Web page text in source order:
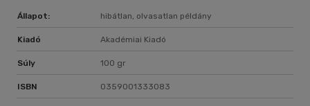
Állapot: hibátlan, olvasatlan példány
Kiadó Akadémiai Kiadó
Súly 100 gr
ISBN 0359001333083